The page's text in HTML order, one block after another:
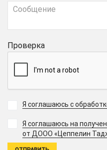
Проверка
Я соглашаюсь с
Я соглашаюсь на
от ДООО «Цеппелин